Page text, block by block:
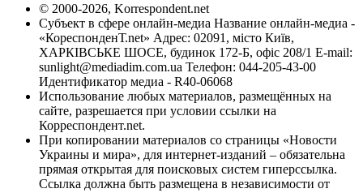
© 2000-2026, Korrespondent.net
Субъект в сфере онлайн-медиа Название онлайн-медиа -
«КореспонденТ.net» Адрес: 02091, місто Київ,
ХАРКІВСЬКЕ ШОСЕ, будинок 172-Б, офіс 208/1 E-mail:
sunlight@mediadim.com.ua Телефон: 044-205-43-00
Идентификатор медиа - R40-06068
Использование любых материалов, размещённых на
сайте, разрешается при условии ссылки на
Корреспондент.net.
При копировании материалов со страницы «Новости
Украины и мира», для интернет-изданий – обязательна
прямая открытая для поисковых систем гиперссылка.
Ссылка должна быть размещена в независимости от